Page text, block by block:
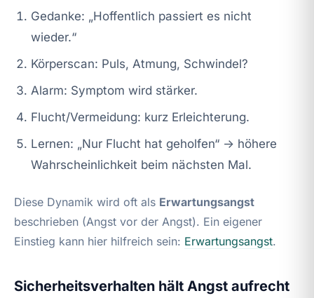
Gedanke: „Hoffentlich passiert es nicht
wieder.“
Körperscan: Puls, Atmung, Schwindel?
Alarm: Symptom wird stärker.
Flucht/Vermeidung: kurz Erleichterung.
Lernen: „Nur Flucht hat geholfen“ → höhere
Wahrscheinlichkeit beim nächsten Mal.
Diese Dynamik wird oft als Erwartungsangst
beschrieben (Angst vor der Angst). Ein eigener
Einstieg kann hier hilfreich sein: Erwartungsangst.
Sicherheitsverhalten hält Angst aufrecht